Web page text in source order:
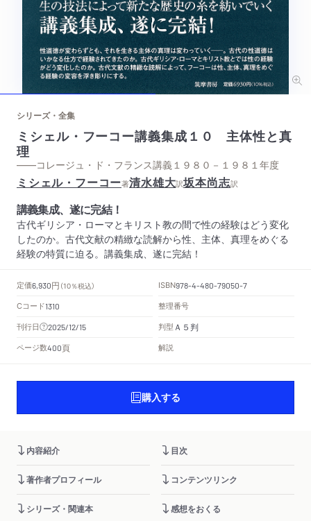
シリーズ・全集
ミシェル・フーコー講義集成１０ 主体性と真
理
——コレージュ・ド・フランス講義１９８０－１９８１年度
ミシェル・フーコー著清水雄大訳坂本尚志訳
講義集成、遂に完結！
古代ギリシア・ローマとキリスト教の間で性の経験はどう変化
したのか。古代文献の精緻な読解から性、主体、真理をめぐる
経験の特質に迫る。講義集成、遂に完結！
定価6,930円 （10％税込） ISBN978-4-480-79050-7
Cコード1310
整理番号
刊行日
2025/12/15 判型Ａ５判
ページ数400頁 解説
購入する
内容紹介 目次
著作者プロフィール コンテンツリンク
シリーズ・関連本 感想をおくる